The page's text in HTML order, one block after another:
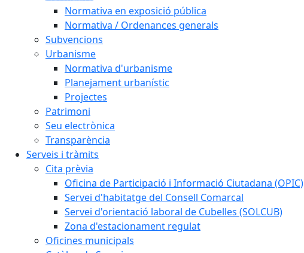
Normativa en exposició pública
Normativa / Ordenances generals
Subvencions
Urbanisme
Normativa d'urbanisme
Planejament urbanístic
Projectes
Patrimoni
Seu electrònica
Transparència
Serveis i tràmits
Cita prèvia
Oficina de Participació i Informació Ciutadana (OPIC)
Servei d'habitatge del Consell Comarcal
Servei d'orientació laboral de Cubelles (SOLCUB)
Zona d'estacionament regulat
Oficines municipals